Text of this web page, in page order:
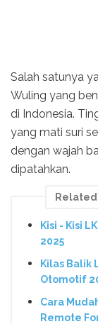
Salah satunya
Wuling yang
di Indonesia.
yang mati suri
dengan wajah
dipatahkan.
Related
Kisi - Kisi
2025
Kilas Balik
Otomotif
Cara
Remote